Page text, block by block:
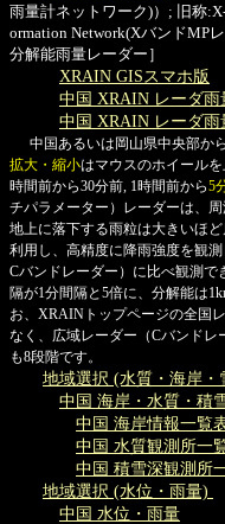
雨量計ネットワーク)）; 旧称
ormation Network(XバンドMP
分解能雨量レーダー］
XRAIN GISスマホ版
中国 XRAIN レーダ雨
中国 XRAIN レーダ雨
中国あるいは岡山県中央部か
拡大・縮小はマウスのホイール
時間前から30分前, 1時間前から5
チパラメーター）レーダーは、周
地上に落下する雨粒は大きいほ
利用し、高精度に降雨強度を観
Cバンドレーダー）に比べ観測で
隔が1分間隔と5倍に、分解能は
お、XRAINトップページの全国
なく、広域レーダー（Cバンドレ
も8段階です。
地域選択 (水質・海岸・
中国 海岸・水質・積
中国 海岸情報一覧
中国 水質観測所一
中国 積雪深観測所
地域選択 (水位・雨量)
中国 水位・雨量